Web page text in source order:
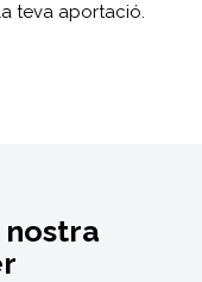
teva aportació.